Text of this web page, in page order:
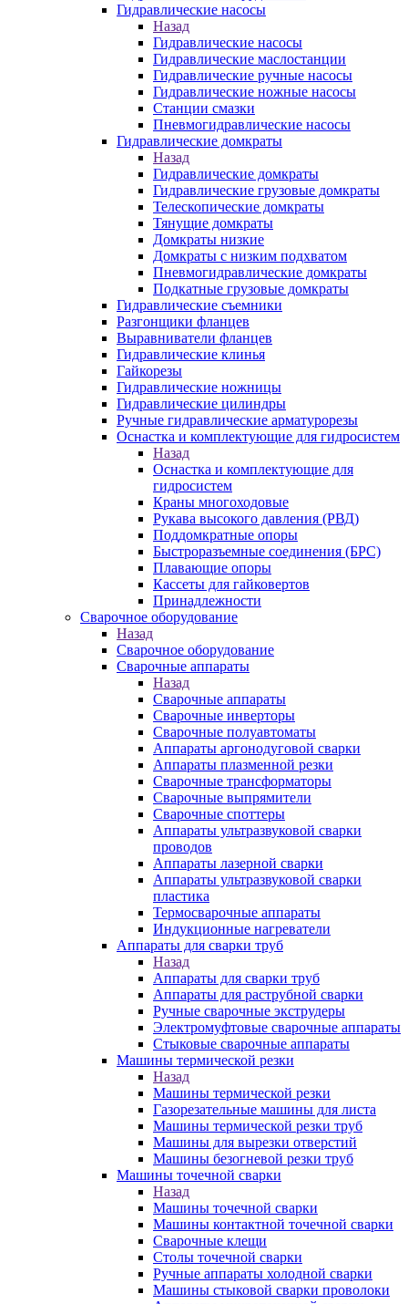
Гидравлические насосы
Назад
Гидравлические насосы
Гидравлические маслостанции
Гидравлические ручные насосы
Гидравлические ножные насосы
Станции смазки
Пневмогидравлические насосы
Гидравлические домкраты
Назад
Гидравлические домкраты
Гидравлические грузовые домкраты
Телескопические домкраты
Тянущие домкраты
Домкраты низкие
Домкраты с низким подхватом
Пневмогидравлические домкраты
Подкатные грузовые домкраты
Гидравлические съемники
Разгонщики фланцев
Выравниватели фланцев
Гидравлические клинья
Гайкорезы
Гидравлические ножницы
Гидравлические цилиндры
Ручные гидравлические арматурорезы
Оснастка и комплектующие для гидросистем
Назад
Оснастка и комплектующие для
гидросистем
Краны многоходовые
Рукава высокого давления (РВД)
Поддомкратные опоры
Быстроразъемные соединения (БРС)
Плавающие опоры
Кассеты для гайковертов
Принадлежности
Сварочное оборудование
Назад
Сварочное оборудование
Сварочные аппараты
Назад
Сварочные аппараты
Сварочные инверторы
Сварочные полуавтоматы
Аппараты аргонодуговой сварки
Аппараты плазменной резки
Сварочные трансформаторы
Сварочные выпрямители
Сварочные споттеры
Аппараты ультразвуковой сварки
проводов
Аппараты лазерной сварки
Аппараты ультразвуковой сварки
пластика
Термосварочные аппараты
Индукционные нагреватели
Аппараты для сварки труб
Назад
Аппараты для сварки труб
Аппараты для раструбной сварки
Ручные сварочные экструдеры
Электромуфтовые сварочные аппараты
Стыковые сварочные аппараты
Машины термической резки
Назад
Машины термической резки
Газорезательные машины для листа
Машины термической резки труб
Машины для вырезки отверстий
Машины безогневой резки труб
Машины точечной сварки
Назад
Машины точечной сварки
Машины контактной точечной сварки
Сварочные клещи
Столы точечной сварки
Ручные аппараты холодной сварки
Машины стыковой сварки проволоки